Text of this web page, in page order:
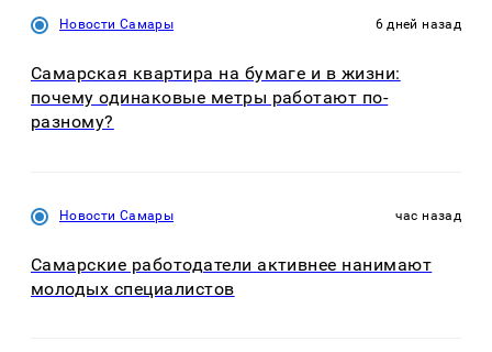
Новости Самары 6 дней назад
Самарская квартира на бумаге и в жизни:
почему одинаковые метры работают по-
разному?
Новости Самары час назад
Самарские работодатели активнее нанимают
молодых специалистов